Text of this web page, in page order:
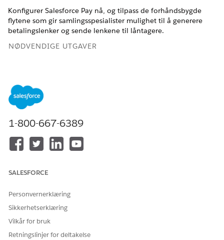
Konfigurer Salesforce Pay nå, og tilpass de forhåndsbygde
flytene som gir samlingsspesialister mulighet til å generere
betalingslenker og sende lenkene til låntagere.
NØDVENDIGE UTGAVER
Tilgjengelig i
Konfigurere Betal nå for samlinger og gjenoppretting
For å aktivere Betalinger slår du først på Digitale
opplevelser og konfigurerer et Experience Cloud-nettsted,
og deretter konfigurerer du Betal nå. Salesforce PayNow
hjelper samlingsspesialister med å opprette og dele sikre
Kunder kan oppgi kontakt- og betalingsopplysninger for å
Tilpasse den forhåndsbygde flytmalen for å generere og
sende en betalingslenke
Hjelp samlingsspesialister med å opprette og sende
betalingslenker til låntagere. Den forhåndsbygde flytmalen
1-800-667-6389
SALESFORCE
Personvernerklæring
Sikkerhetserklæring
Vilkår for bruk
Retningslinjer for deltakelse